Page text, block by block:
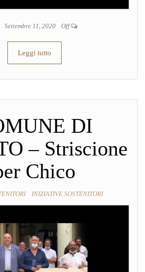
Settembre 11, 2020 Off
Leggi tutto
DI
– Striscione
Chico
INIZIATIVE SOSTENITORI